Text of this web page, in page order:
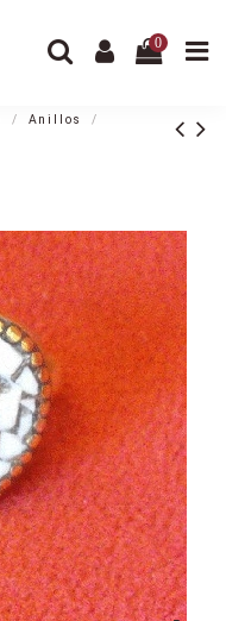
0
Anillos